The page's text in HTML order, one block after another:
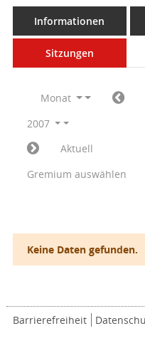
Informationen
Sitzungen
Monat
2007
Aktuell
Gremium auswählen
Keine Daten gefunden.
Barrierefreiheit